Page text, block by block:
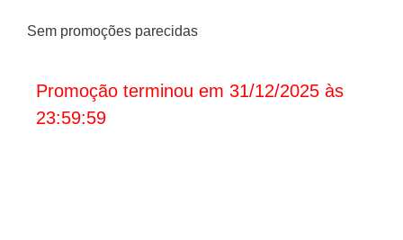
Sem promoções parecidas
Promoção terminou em 31/12/2025 às
23:59:59